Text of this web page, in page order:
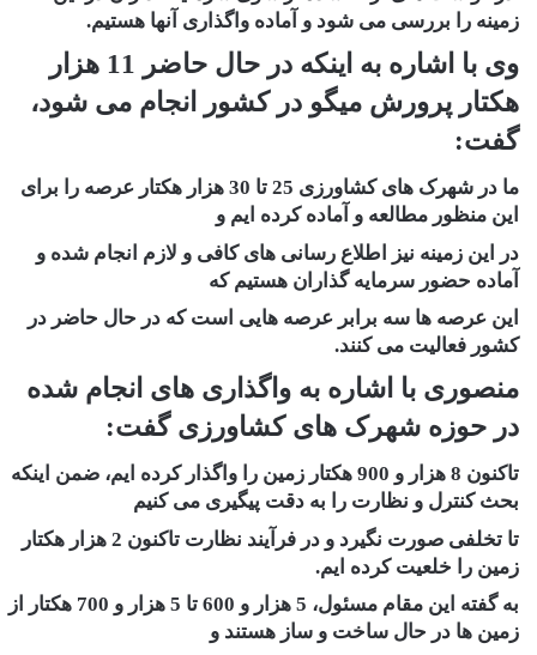
زمینه را بررسی می شود و آماده واگذاری آنها هستیم.
وی با اشاره به اینکه در حال حاضر 11 هزار
هکتار پرورش میگو در کشور انجام می شود،
گفت:
ما در شهرک های کشاورزی 25 تا 30 هزار هکتار عرصه را برای
این منظور مطالعه و آماده کرده ایم و
در این زمینه نیز اطلاع رسانی های کافی و لازم انجام شده و
آماده حضور سرمایه گذاران هستیم که
این عرصه ها سه برابر عرصه هایی است که در حال حاضر در
کشور فعالیت می کنند.
منصوری با اشاره به واگذاری های انجام شده
در حوزه شهرک های کشاورزی گفت:
تاکنون 8 هزار و 900 هکتار زمین را واگذار کرده ایم، ضمن اینکه
بحث کنترل و نظارت را به دقت پیگیری می کنیم
تا تخلفی صورت نگیرد و در فرآیند نظارت تاکنون 2 هزار هکتار
زمین را خلعیت کرده ایم.
به گفته این مقام مسئول، 5 هزار و 600 تا 5 هزار و 700 هکتار از
زمین ها در حال ساخت و ساز هستند و